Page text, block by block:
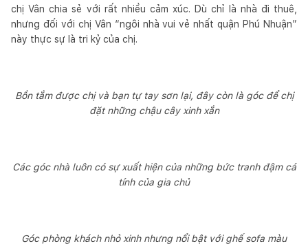
chị Vân chia sẻ với rất nhiều cảm xúc. Dù chỉ là nhà đi thuê,
nhưng đối với chị Vân “ngôi nhà vui vẻ nhất quận Phú Nhuận”
này thực sự là tri kỷ của chị.
Bồn tắm được chị và bạn tự tay sơn lại, đây còn là góc để chị
đặt những chậu cây xinh xắn
Các góc nhà luôn có sự xuất hiện của những bức tranh đậm cá
tính của gia chủ
Góc phòng khách nhỏ xinh nhưng nổi bật với ghế sofa màu